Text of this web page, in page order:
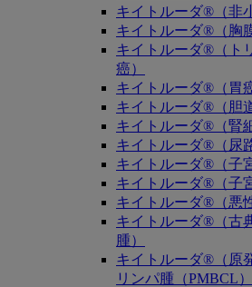
キイトルーダ®（非
キイトルーダ®（胸
キイトルーダ®（ト
癌）
キイトルーダ®（胃
キイトルーダ®（胆
キイトルーダ®（腎
キイトルーダ®（尿
キイトルーダ®（子
キイトルーダ®（子
キイトルーダ®（悪
キイトルーダ®（古
腫）
キイトルーダ®（原
リンパ腫（PMBCL）